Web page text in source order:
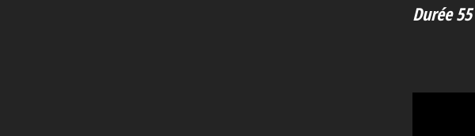
Durée